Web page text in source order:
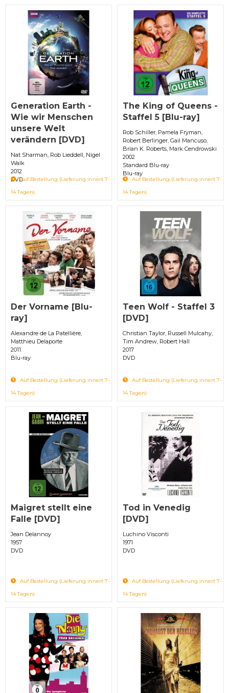
Generation Earth -
Wie wir Menschen
unsere Welt
verändern [DVD]
Nat Sharman, Rob Lieddell, Nigel
Walk
2012
DVDAuf Bestellung (Lieferung innert 7-
14 Tagen)
The King of Queens -
Staffel 5 [Blu-ray]
Rob Schiller, Pamela Fryman,
Robert Berlinger, Gail Mancuso,
Brian K. Roberts, Mark Cendrowski
2002
Standard Blu-ray
Blu-ray
Auf Bestellung (Lieferung innert 7-
14 Tagen)
Der Vorname [Blu-
ray]
Alexandre de La Patellière,
Matthieu Delaporte
2011
Blu-ray
Auf Bestellung (Lieferung innert 7-
14 Tagen)
Teen Wolf - Staffel 3
[DVD]
Christian Taylor, Russell Mulcahy,
Tim Andrew, Robert Hall
2017
DVD
Auf Bestellung (Lieferung innert 7-
14 Tagen)
Maigret stellt eine
Falle [DVD]
Jean Delannoy
1957
DVD
Auf Bestellung (Lieferung innert 7-
14 Tagen)
Tod in Venedig
[DVD]
Luchino Visconti
1971
DVD
Auf Bestellung (Lieferung innert 7-
14 Tagen)